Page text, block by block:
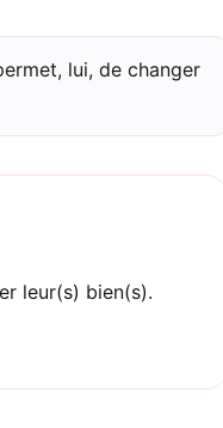
lui, de changer
leur(s) bien(s).